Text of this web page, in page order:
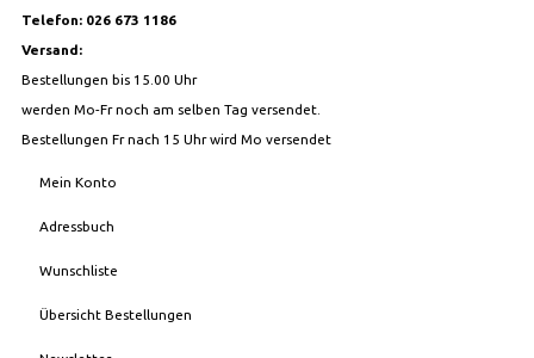
Telefon: 026 673 1186
Versand:
Bestellungen bis 15.00 Uhr
werden Mo-Fr noch am selben Tag versendet.
Bestellungen Fr nach 15 Uhr wird Mo versendet
Mein Konto
Adressbuch
Wunschliste
Übersicht Bestellungen